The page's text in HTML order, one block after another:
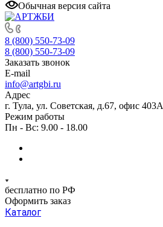
Обычная версия сайта
8 (800) 550-73-09
8 (800) 550-73-09
Заказать звонок
E-mail
info@artgbi.ru
Адрес
г. Тула, ул. Советская, д.67, офис 403А
Режим работы
Пн - Вс: 9.00 - 18.00
бесплатно по РФ
Оформить заказ
Каталог